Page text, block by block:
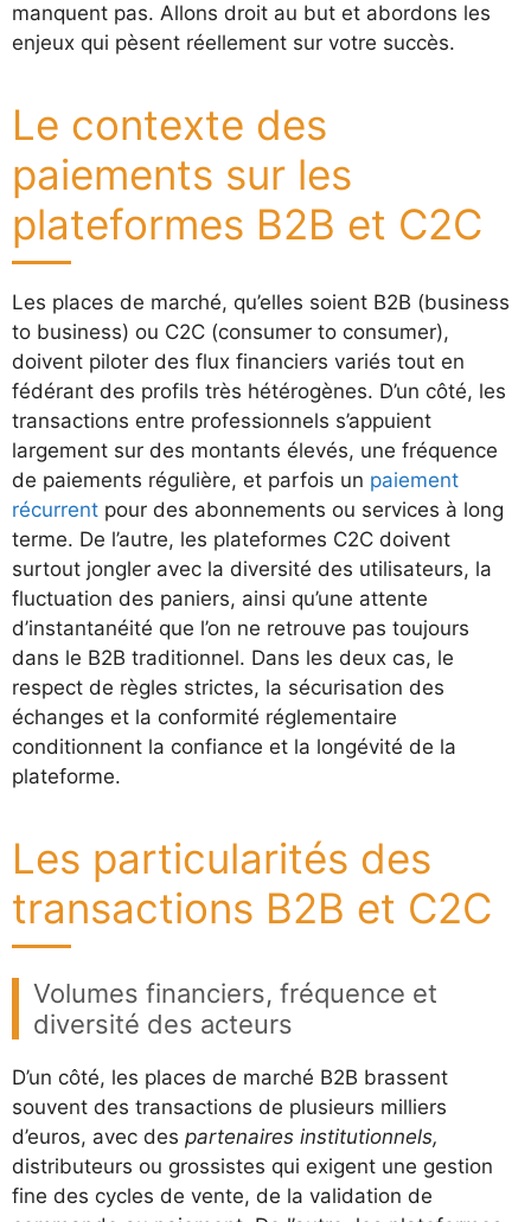
manquent pas. Allons droit au but et abordons les
enjeux qui pèsent réellement sur votre succès.
Le contexte des
paiements sur les
plateformes B2B et C2C
Les places de marché, qu’elles soient B2B (business
to business) ou C2C (consumer to consumer),
doivent piloter des flux financiers variés tout en
fédérant des profils très hétérogènes. D’un côté, les
transactions entre professionnels s’appuient
largement sur des montants élevés, une fréquence
de paiements régulière, et parfois un paiement
récurrent pour des abonnements ou services à long
terme. De l’autre, les plateformes C2C doivent
surtout jongler avec la diversité des utilisateurs, la
fluctuation des paniers, ainsi qu’une attente
d’instantanéité que l’on ne retrouve pas toujours
dans le B2B traditionnel. Dans les deux cas, le
respect de règles strictes, la sécurisation des
échanges et la conformité réglementaire
conditionnent la confiance et la longévité de la
plateforme.
Les particularités des
transactions B2B et C2C
Volumes financiers, fréquence et
diversité des acteurs
D’un côté, les places de marché B2B brassent
souvent des transactions de plusieurs milliers
d’euros, avec des partenaires institutionnels,
distributeurs ou grossistes qui exigent une gestion
fine des cycles de vente, de la validation de